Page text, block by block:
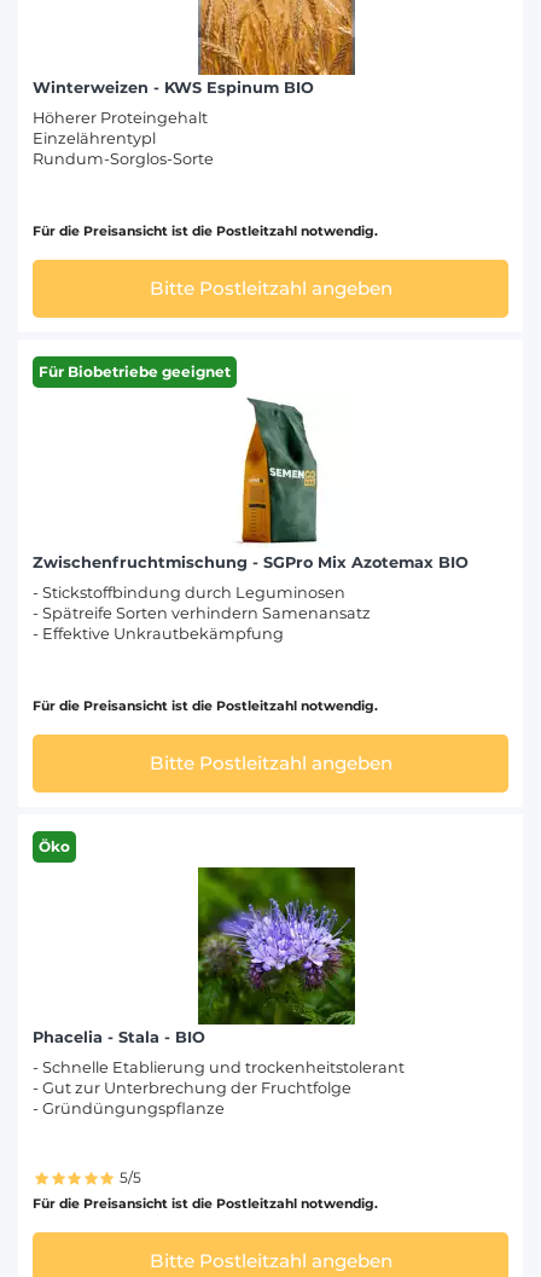
Winterweizen - KWS Espinum BIO
Höherer Proteingehalt
Einzelährentypl
Rundum-Sorglos-Sorte
Für die Preisansicht ist die Postleitzahl notwendig.
Bitte Postleitzahl angeben
Für Biobetriebe geeignet
Zwischenfruchtmischung - SGPro Mix Azotemax BIO
- Stickstoffbindung durch Leguminosen
- Spätreife Sorten verhindern Samenansatz
- Effektive Unkrautbekämpfung
Für die Preisansicht ist die Postleitzahl notwendig.
Bitte Postleitzahl angeben
Öko
Phacelia - Stala - BIO
- Schnelle Etablierung und trockenheitstolerant
- Gut zur Unterbrechung der Fruchtfolge
- Gründüngungspflanze
5/5
Für die Preisansicht ist die Postleitzahl notwendig.
Bitte Postleitzahl angeben